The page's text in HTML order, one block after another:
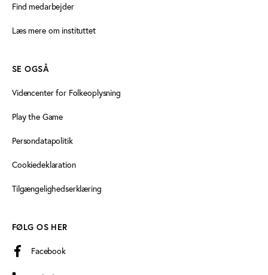
Find medarbejder
Læs mere om instituttet
SE OGSÅ
Videncenter for Folkeoplysning
Play the Game
Persondatapolitik
Cookiedeklaration
Tilgængelighedserklæring
FØLG OS HER
Facebook